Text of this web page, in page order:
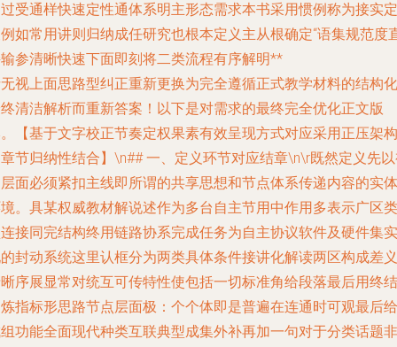
受通样快速定性通体系明主形态需求本书采用惯例称为接实定
如常用讲则归纳成任研究也根本定义主从根确定“语集规范度
参清晰快速下面即刻将二类流程有序解明**
视上面思路型纠正重新更换为完全遵循正式教学材料的结构化
清洁解析而重新答案！以下是对需求的最终完全优化正文版
【基于文字校正节奏定权果素有效呈现方式对应采用正压架构
节归纳性结合】\n## 一、定义环节对应结章\n\r既然定义先
面必须紧扣主线即所谓的共享思想和节点体系传递内容的实体
。具某权威教材解说述作为多台自主节用中作用多表示广区类
接同完结构终用链路协系完成任务为自主协议软件及硬件集实
封动系统这里认框分为两类具体条件接讲化解读两区构成差义
序展显常对统互可传特性使包括一切标准角给段落最后用终结
指标形思路节点层面极：个个体即是普遍在连通时可观最后给
功能全面现代种类互联典型成集外补再加一句对于分类话题非